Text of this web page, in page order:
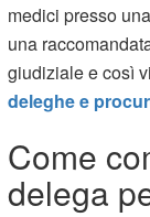
medici presso
una
giudiziale e così
deleghe e
Come
delega